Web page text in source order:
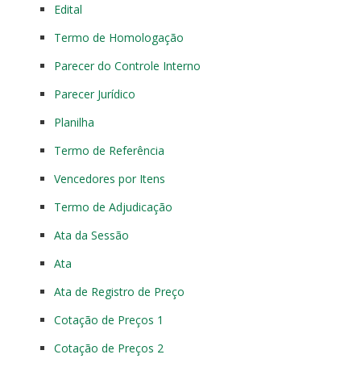
Edital
Termo de Homologação
Parecer do Controle Interno
Parecer Jurídico
Planilha
Termo de Referência
Vencedores por Itens
Termo de Adjudicação
Ata da Sessão
Ata
Ata de Registro de Preço
Cotação de Preços 1
Cotação de Preços 2